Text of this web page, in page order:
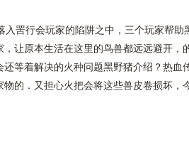
罟行会玩家的陷阱之中，三个玩家帮助
让原本生活在这里的鸟兽都远远避开，
等着解决的火种问题黑野猪介绍？热血
的．又担心火把会将这些兽皮卷损坏，